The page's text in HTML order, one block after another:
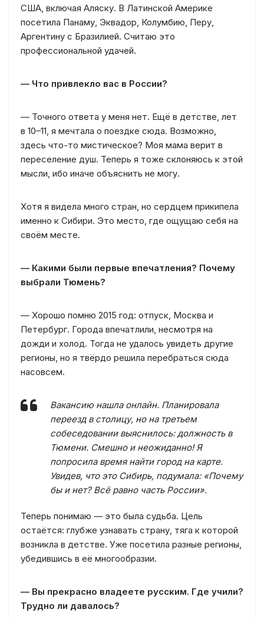
США, включая Аляску. В Латинской Америке
посетила Панаму, Эквадор, Колумбию, Перу,
Аргентину с Бразилией. Считаю это
профессиональной удачей.
— Что привлекло вас в России?
— Точного ответа у меня нет. Ещё в детстве, лет
в 10–11, я мечтала о поездке сюда. Возможно,
здесь что-то мистическое? Моя мама верит в
переселение душ. Теперь я тоже склоняюсь к этой
мысли, ибо иначе объяснить не могу.
Хотя я видела много стран, но сердцем прикипела
именно к Сибири. Это место, где ощущаю себя на
своём месте.
— Какими были первые впечатления? Почему
выбрали Тюмень?
— Хорошо помню 2015 год: отпуск, Москва и
Петербург. Города впечатлили, несмотря на
дожди и холод. Тогда не удалось увидеть другие
регионы, но я твёрдо решила перебраться сюда
насовсем.
Вакансию нашла онлайн. Планировала
переезд в столицу, но на третьем
собеседовании выяснилось: должность в
Тюмени. Смешно и неожиданно! Я
попросила время найти город на карте.
Увидев, что это Сибирь, подумала: «Почему
бы и нет? Всё равно часть России».
Теперь понимаю — это была судьба. Цель
остаётся: глубже узнавать страну, тяга к которой
возникла в детстве. Уже посетила разные регионы,
убедившись в её многообразии.
— Вы прекрасно владеете русским. Где учили?
Трудно ли давалось?